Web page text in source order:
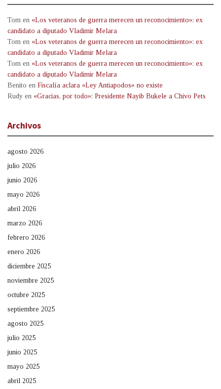
Tom en «Los veteranos de guerra merecen un reconocimiento»: ex
candidato a diputado Vladimir Melara
Tom en «Los veteranos de guerra merecen un reconocimiento»: ex
candidato a diputado Vladimir Melara
Tom en «Los veteranos de guerra merecen un reconocimiento»: ex
candidato a diputado Vladimir Melara
Benito en Fiscalía aclara «Ley Antiapodos» no existe
Rudy en «Gracias, por todo»: Presidente Nayib Bukele a Chivo Pets
Archivos
agosto 2026
julio 2026
junio 2026
mayo 2026
abril 2026
marzo 2026
febrero 2026
enero 2026
diciembre 2025
noviembre 2025
octubre 2025
septiembre 2025
agosto 2025
julio 2025
junio 2025
mayo 2025
abril 2025